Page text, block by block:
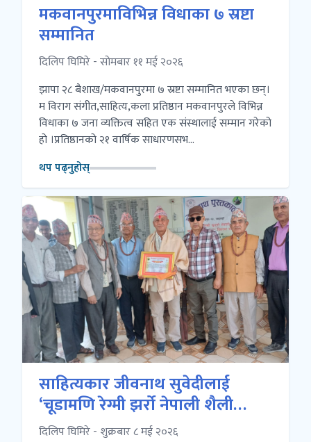
मकवानपुरमाविभिन्न विधाका ७ स्रष्टा
सम्मानित
दिलिप घिमिरे - सोमबार ११ मई २०२६
झापा २८ बैशाख/मकवानपुरमा ७ स्रष्टा सम्मानित भएका छन्।
म विराग संगीत,साहित्य,कला प्रतिष्ठान मकवानपुरले विभिन्न
विधाका ७ जना व्यक्तित्व सहित एक संस्थालाई सम्मान गरेको
हो ।प्रतिष्ठानको २१ वार्षिक साधारणसभ...
थप पढ्नुहोस्
साहित्यकार जीवनाथ सुवेदीलाई
‘चूडामणि रेग्मी झर्रो नेपाली शैली
सम्मान’ प्रदान
दिलिप घिमिरे - शुक्रबार ८ मई २०२६